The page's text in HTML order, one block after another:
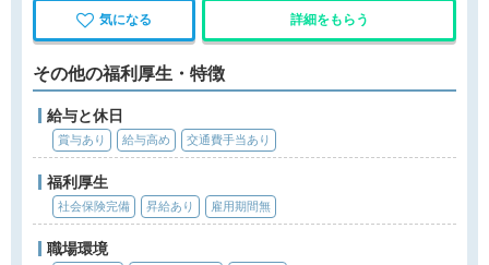
気になる 詳細をもらう
その他の福利厚生・特徴
給与と休日
賞与あり 給与高め 交通費手当あり
福利厚生
社会保険完備 昇給あり 雇用期間無
職場環境